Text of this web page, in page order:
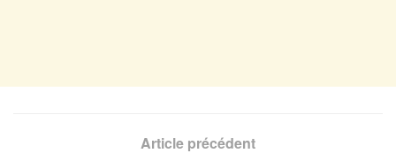
Article précédent